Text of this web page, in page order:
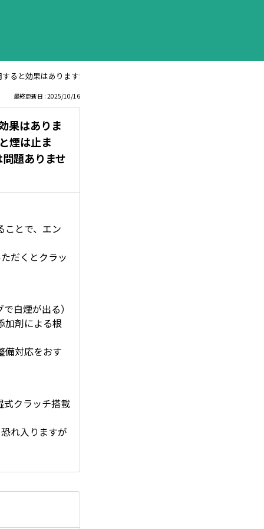
ると効果はありますか？ アイドリング時に白煙が出ますが、4〜5千回
最終更新日 : 2025/10/16
果はありま
煙は止ま
題ありませ
ことで、エン
だくとクラッ
白煙が出る）
加剤による根
備対応をおす
式クラッチ搭載
れ入りますが